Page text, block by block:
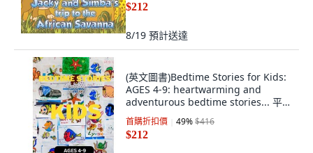
$212
8/19 預計送達
(英文圖書)Bedtime Stories for Kids:
AGES 4-9: heartwarming and
adventurous bedtime stories... 平裝
版, Independently Published, 英文
首購折扣價 49%$416
$212